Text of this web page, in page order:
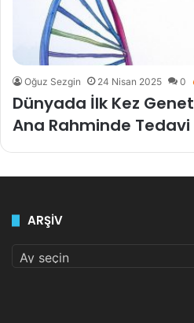
Oğuz Sezgin 24 Nisan 2025 0
Dünyada İlk Kez
Ana Rahminde Tedavi
ARŞİV
ARŞİV